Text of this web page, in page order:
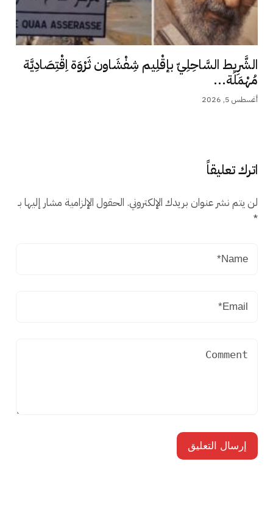
الشَّرِيط السَّاحِلِيّ بإقْلِيم شِفْشَاون ثَرْوَة اِقْتِصَادِيَّة
مُهْمَلَة...
أغسطس 5, 2026
اترك تعليقاً
لن يتم نشر عنوان بريدك الإلكتروني. الحقول الإلزامية مشار إليها بـ
*